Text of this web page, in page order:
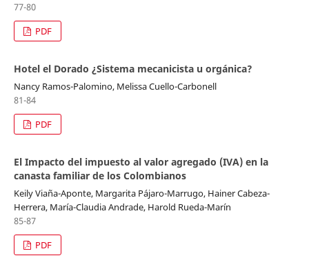
77-80
PDF
Hotel el Dorado ¿Sistema mecanicista u orgánica?
Nancy Ramos-Palomino, Melissa Cuello-Carbonell
81-84
PDF
El Impacto del impuesto al valor agregado (IVA) en la
canasta familiar de los Colombianos
Keily Viaña-Aponte, Margarita Pájaro-Marrugo, Hainer Cabeza-
Herrera, María-Claudia Andrade, Harold Rueda-Marín
85-87
PDF